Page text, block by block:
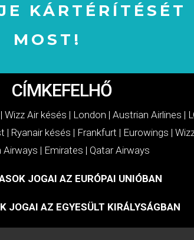
KÁRTÉRÍTÉSÉT
MOST!
CÍMKEFELHŐ
| Wizz Air késés | London | Austrian Airlines |
| Ryanair késés | Frankfurt | Eurowings |
Airways | Emirates | Qatar Airways
JOGAI AZ EURÓPAI UNIÓBAN
JOGAI AZ EGYESÜLT KIRÁLYSÁGBAN